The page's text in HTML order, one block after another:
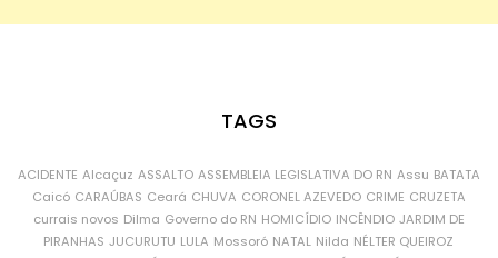
TAGS
ACIDENTE Alcaçuz ASSALTO ASSEMBLEIA LEGISLATIVA DO RN Assu BATATA
Caicó CARAÚBAS Ceará CHUVA CORONEL AZEVEDO CRIME CRUZETA
currais novos Dilma Governo do RN HOMICÍDIO INCÊNDIO JARDIM DE
PIRANHAS JUCURUTU LULA Mossoró NATAL Nilda NÉLTER QUEIROZ